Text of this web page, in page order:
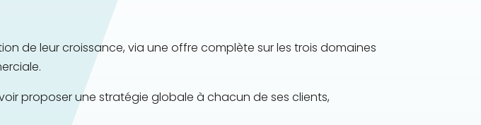
de leur croissance, via une offre complète sur les trois domaines
proposer une stratégie globale à chacun de ses clients,